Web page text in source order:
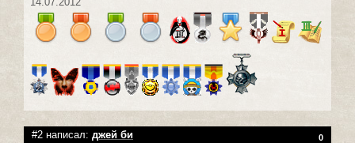
#2 написал: джей би 0